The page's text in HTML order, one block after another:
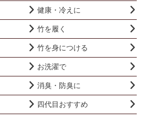
健康・冷えに
竹を履く
竹を身につける
お洗濯で
消臭・防臭に
四代目おすすめ